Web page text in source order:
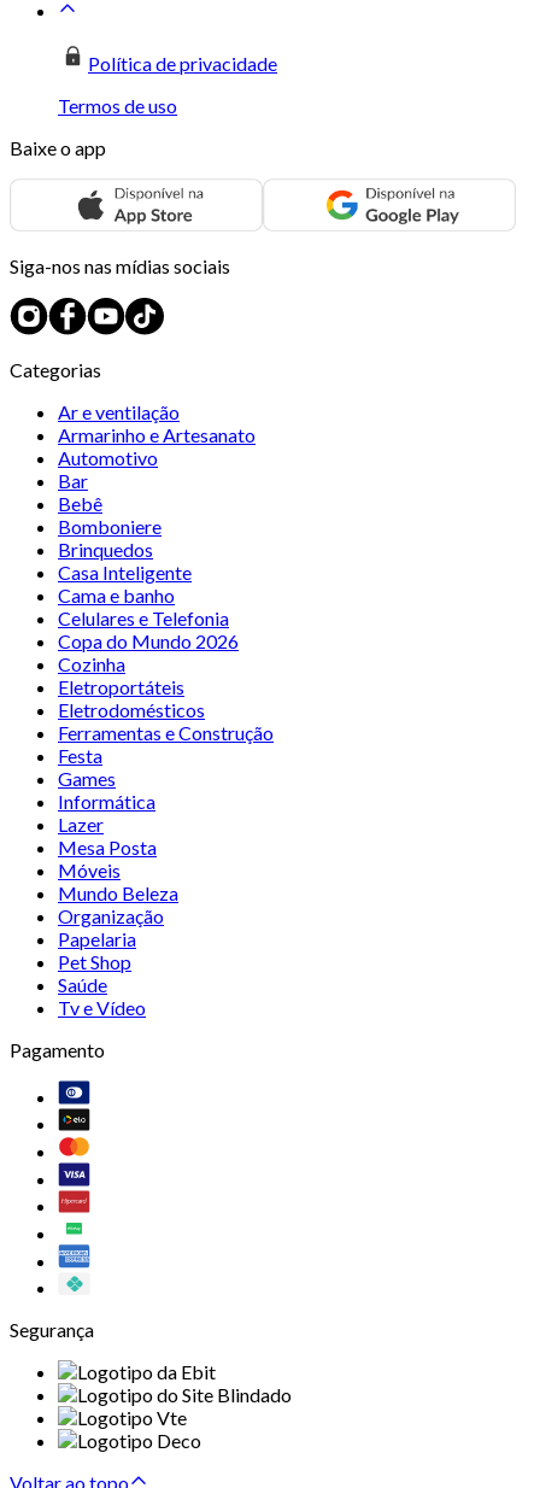
Política de privacidade
Termos de uso
Baixe o app
Siga-nos nas mídias sociais
Categorias
Ar e ventilação
Armarinho e Artesanato
Automotivo
Bar
Bebê
Bomboniere
Brinquedos
Casa Inteligente
Cama e banho
Celulares e Telefonia
Copa do Mundo 2026
Cozinha
Eletroportáteis
Eletrodomésticos
Ferramentas e Construção
Festa
Games
Informática
Lazer
Mesa Posta
Móveis
Mundo Beleza
Organização
Papelaria
Pet Shop
Saúde
Tv e Vídeo
Pagamento
Segurança
Voltar ao topo